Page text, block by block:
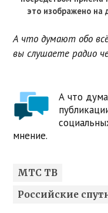
это изображено на
А что думают обо
вы слушаете радио
А что
мнение.
МТС ТВ
Российские